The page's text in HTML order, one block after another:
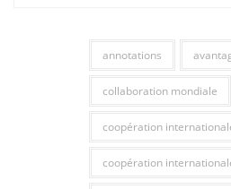
annotations
collaboration mondiale
coopération
coopération